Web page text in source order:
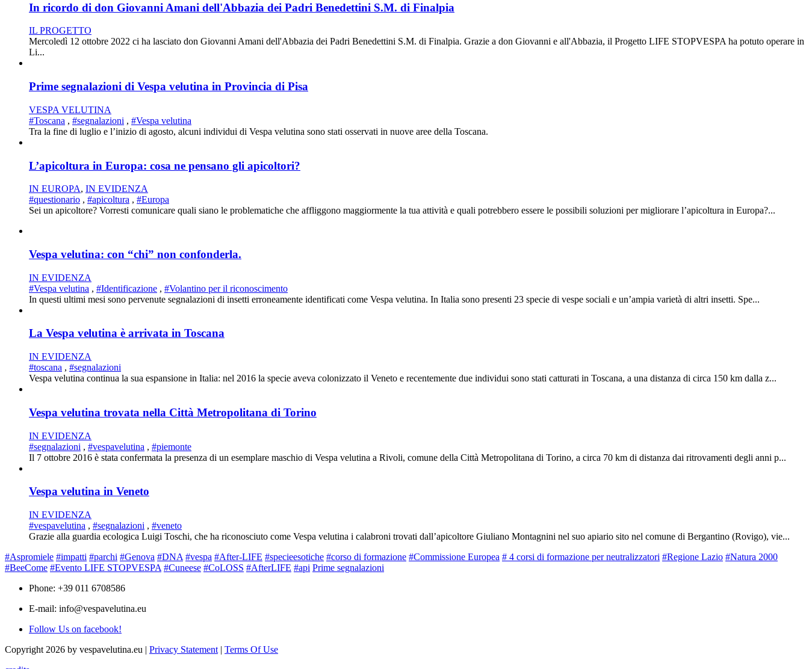
In ricordo di don Giovanni Amani dell'Abbazia dei Padri Benedettini S.M. di Finalpia
IL PROGETTO
Mercoledì 12 ottobre 2022 ci ha lasciato don Giovanni Amani dell'Abbazia dei Padri Benedettini S.M. di Finalpia. Grazie a don Giovanni e all'Abbazia, il Progetto LIFE STOPVESPA ha potuto operare in
Li...
Prime segnalazioni di Vespa velutina in Provincia di Pisa
VESPA VELUTINA
#Toscana , #segnalazioni , #Vespa velutina
Tra la fine di luglio e l’inizio di agosto, alcuni individui di Vespa velutina sono stati osservati in nuove aree della Toscana.
L’apicoltura in Europa: cosa ne pensano gli apicoltori?
IN EUROPA, IN EVIDENZA
#questionario , #apicoltura , #Europa
Sei un apicoltore? Vorresti comunicare quali siano le problematiche che affliggono maggiormente la tua attività e quali potrebbero essere le possibili soluzioni per migliorare l’apicoltura in Europa?...
Vespa velutina: con “chi” non confonderla.
IN EVIDENZA
#Vespa velutina , #Identificazione , #Volantino per il riconoscimento
In questi ultimi mesi sono pervenute segnalazioni di insetti erroneamente identificati come Vespa velutina. In Italia sono presenti 23 specie di vespe sociali e un’ampia varietà di altri insetti. Spe...
La Vespa velutina è arrivata in Toscana
IN EVIDENZA
#toscana , #segnalazioni
Vespa velutina continua la sua espansione in Italia: nel 2016 la specie aveva colonizzato il Veneto e recentemente due individui sono stati catturati in Toscana, a una distanza di circa 150 km dalla z...
Vespa velutina trovata nella Città Metropolitana di Torino
IN EVIDENZA
#segnalazioni , #vespavelutina , #piemonte
Il 7 ottobre 2016 è stata confermata la presenza di un esemplare maschio di Vespa velutina a Rivoli, comune della Città Metropolitana di Torino, a circa 70 km di distanza dai ritrovamenti degli anni p...
Vespa velutina in Veneto
IN EVIDENZA
#vespavelutina , #segnalazioni , #veneto
Grazie alla guardia ecologica Luigi Toschi, che ha riconosciuto come Vespa velutina i calabroni trovati dall’apicoltore Giuliano Montagnini nel suo apiario sito nel comune di Bergantino (Rovigo), vie...
#Aspromiele #impatti #parchi #Genova #DNA #vespa #After-LIFE #specieesotiche #corso di formazione #Commissione Europea # 4 corsi di formazione per neutralizzatori #Regione Lazio #Natura 2000
#BeeCome #Evento LIFE STOPVESPA #Cuneese #CoLOSS #AfterLIFE #api Prime segnalazioni
Phone: +39 011 6708586
E-mail: info@vespavelutina.eu
Follow Us on facebook!
Copyright 2026 by vespavelutina.eu | Privacy Statement | Terms Of Use